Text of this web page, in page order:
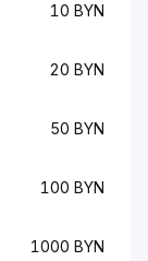
10 BYN
20 BYN
50 BYN
100 BYN
1000 BYN